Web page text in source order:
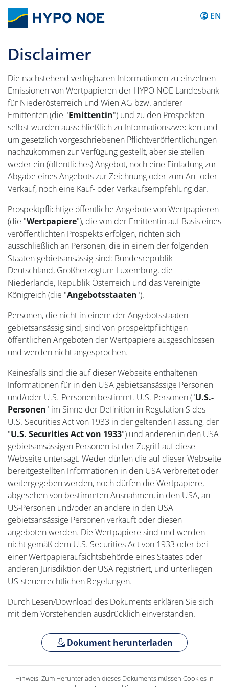
EN
Disclaimer
Die nachstehend verfügbaren Informationen zu einzelnen
Emissionen von Wertpapieren der HYPO NOE Landesbank
für Niederösterreich und Wien AG bzw. anderer
Emittenten (die "Emittentin") und zu den Prospekten
selbst wurden ausschließlich zu Informationszwecken und
um gesetzlich vorgeschriebenen Pflichtveröffentlichungen
nachzukommen zur Verfügung gestellt, aber sie stellen
weder ein (öffentliches) Angebot, noch eine Einladung zur
Abgabe eines Angebots zur Zeichnung oder zum An- oder
Verkauf, noch eine Kauf- oder Verkaufsempfehlung dar.
Prospektpflichtige öffentliche Angebote von Wertpapieren
(die "Wertpapiere"), die von der Emittentin auf Basis eines
veröffentlichten Prospekts erfolgen, richten sich
ausschließlich an Personen, die in einem der folgenden
Staaten gebietsansässig sind: Bundesrepublik
Deutschland, Großherzogtum Luxemburg, die
Niederlande, Republik Österreich und das Vereinigte
Königreich (die "Angebotsstaaten").
Personen, die nicht in einem der Angebotsstaaten
gebietsansässig sind, sind von prospektpflichtigen
öffentlichen Angeboten der Wertpapiere ausgeschlossen
und werden nicht angesprochen.
Keinesfalls sind die auf dieser Webseite enthaltenen
Informationen für in den USA gebietsansässige Personen
und/oder U.S.-Personen bestimmt. U.S.-Personen ("U.S.-
Personen" im Sinne der Definition in Regulation S des
U.S. Securities Act von 1933 in der geltenden Fassung, der
"U.S. Securities Act von 1933") und anderen in den USA
gebietsansässigen Personen ist der Zugriff auf diese
Webseite untersagt. Weder dürfen die auf dieser Webseite
bereitgestellten Informationen in den USA verbreitet oder
weitergegeben werden, noch dürfen die Wertpapiere,
abgesehen von bestimmten Ausnahmen, in den USA, an
US-Personen und/oder an andere in den USA
gebietsansässige Personen verkauft oder diesen
angeboten werden. Die Wertpapiere sind und werden
nicht gemäß dem U.S. Securities Act von 1933 oder bei
einer Wertpapieraufsichtsbehörde eines Staates oder
anderen Jurisdiktion der USA registriert, und unterliegen
US-steuerrechtlichen Regelungen.
Durch Lesen/Download des Dokuments erklären Sie sich
mit dem Vorstehenden ausdrücklich einverstanden.
Dokument herunterladen
Hinweis: Zum Herunterladen dieses Dokuments müssen Cookies in